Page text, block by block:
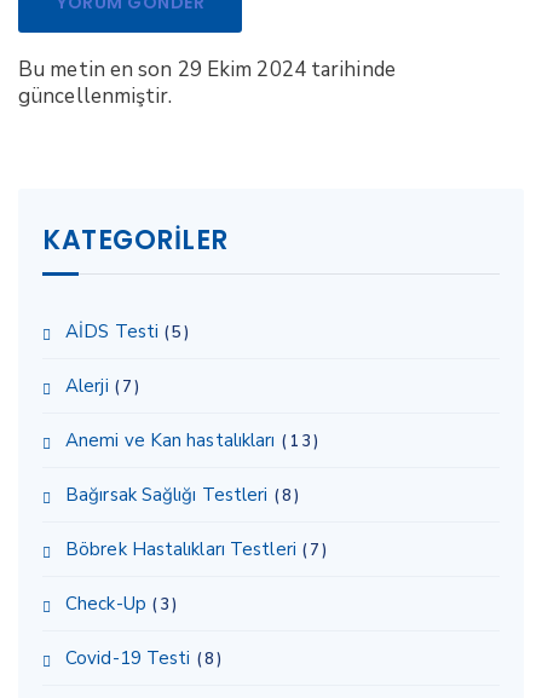
Bu metin en son 29 Ekim 2024 tarihinde
güncellenmiştir.
KATEGORILER
AİDS Testi (5)
Alerji (7)
Anemi ve Kan hastalıkları (13)
Bağırsak Sağlığı Testleri (8)
Böbrek Hastalıkları Testleri (7)
Check-Up (3)
Covid-19 Testi (8)